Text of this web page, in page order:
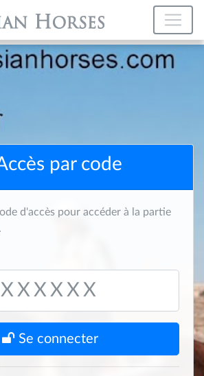
par code
d'accès pour accéder à la partie
Se connecter